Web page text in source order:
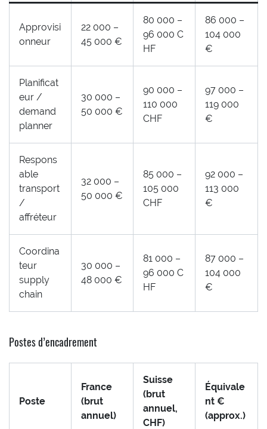
Approvisi
onneur
22 000 –
45 000 €
80 000 –
96 000 C
HF
86 000 –
104 000
€
Planificat
eur /
demand
planner
30 000 –
50 000 €
90 000 –
110 000
CHF
97 000 –
119 000
€
Respons
able
transport
/
affréteur
32 000 –
50 000 €
85 000 –
105 000
CHF
92 000 –
113 000
€
Coordina
teur
supply
chain
30 000 –
48 000 €
81 000 –
96 000 C
HF
87 000 –
104 000
€
Postes d’encadrement
Poste
France
(brut
annuel)
Suisse
(brut
annuel,
CHF)
Équivale
nt €
(approx.)